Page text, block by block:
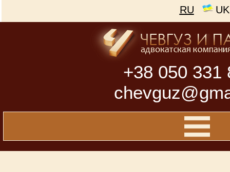
RU UK
+38 050 331